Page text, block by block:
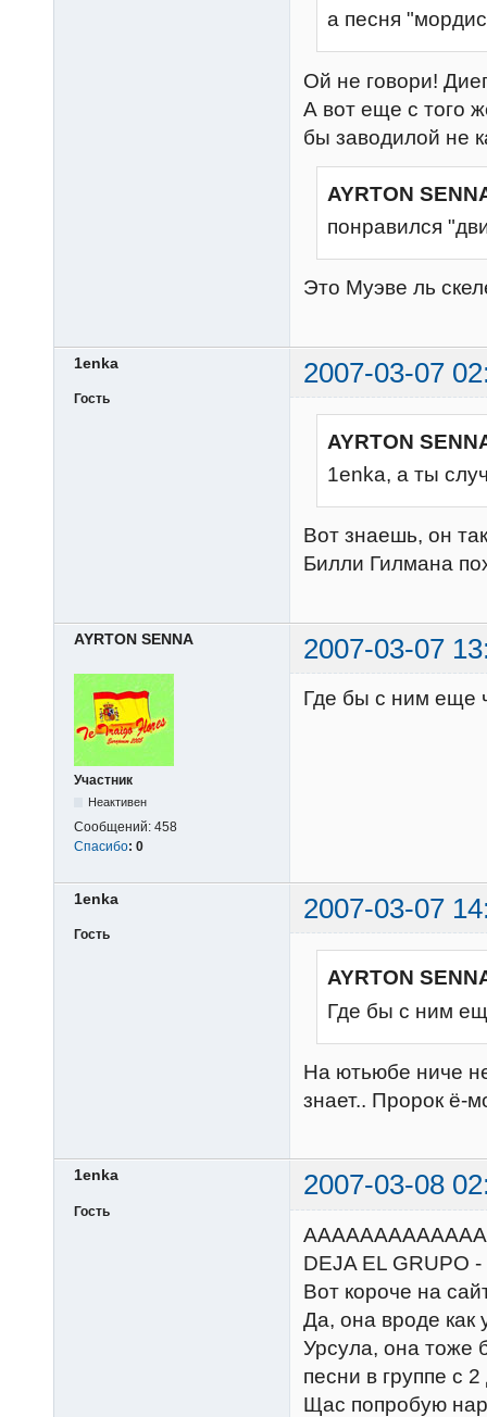
а песня
Ой не говори!
А вот еще с того
бы заводилой не
AYRTON
понравился
Это Муэве ль
1enka 2007-03-07
Гость
AYRTON
1enka, а ты
Вот знаешь, он
Билли Гилмана
AYRTON SENNA 2007-03-07
Участник
Неактивен
Сообщений: 458
Спасибо: 0
Где бы с ним еще
1enka 2007-03-07
Гость
AYRTON
Где бы с ним
На ютьюбе ниче
знает.. Пророк ё-
1enka 2007-03-08
Гость
DEJA EL GRUPO -
Вот короче на
Да, она вроде как
Урсула, она тоже
песни в группе с
Щас попробую